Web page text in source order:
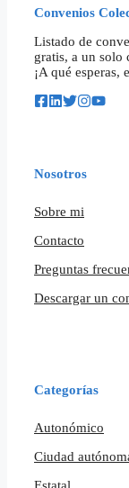
Convenios
Listado de
gratis, a un solo
¡A qué
Nosotros
Sobre mi
Contacto
Preguntas
Descargar un
Categorías
Autonómico
Ciudad